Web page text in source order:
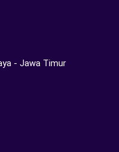
- Jawa Timur